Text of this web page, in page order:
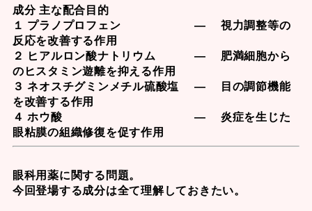
成分 主な配合目的
１ プラノプロフェン ― 視力調整等の
反応を改善する作用
２ ヒアルロン酸ナトリウム ― 肥満細胞から
のヒスタミン遊離を抑える作用
３ ネオスチグミンメチル硫酸塩 ― 目の調節機能
を改善する作用
４ ホウ酸 ― 炎症を生じた
眼粘膜の組織修復を促す作用
眼科用薬に関する問題。
今回登場する成分は全て理解しておきたい。